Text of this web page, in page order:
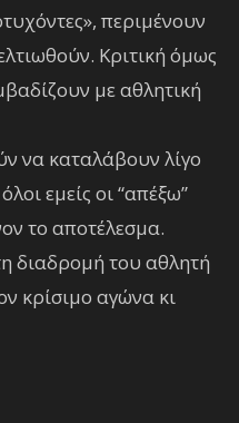
περιμένουν
Κριτική όμως
με αθλητική
να καταλάβουν λίγο
εμείς οι “απέξω”
το αποτέλεσμα.
διαδρομή του αθλητή
κρίσιμο αγώνα κι